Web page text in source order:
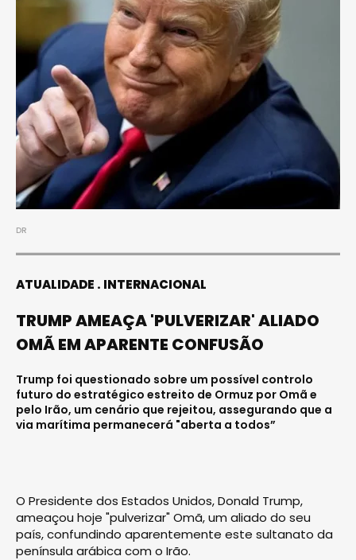
DR
ATUALIDADE INTERNACIONAL
TRUMP AMEAÇA 'PULVERIZAR' ALIADO
OMÃ EM APARENTE CONFUSÃO
Trump foi questionado sobre um possível controlo
futuro do estratégico estreito de Ormuz por Omã e
pelo Irão, um cenário que rejeitou, assegurando que a
via marítima permanecerá "aberta a todos”
O Presidente dos Estados Unidos, Donald Trump,
ameaçou hoje "pulverizar" Omã, um aliado do seu
país, confundindo aparentemente este sultanato da
península arábica com o Irão.